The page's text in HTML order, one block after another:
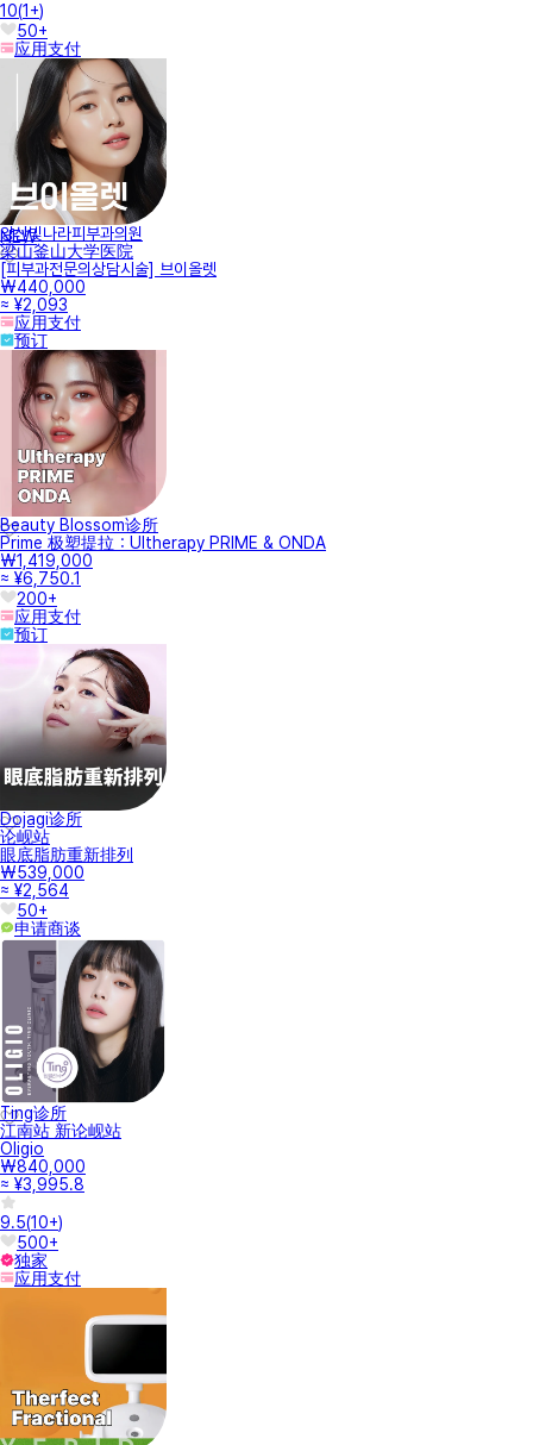
10(1+)
50+
应用支付
NEW
양산빛나라피부과의원
梁山釜山大学医院
[피부과전문의상담시술] 브이올렛
₩440,000
≈ ¥2,093
应用支付
预订
Beauty Blossom诊所
Prime 极塑提拉：Ultherapy PRIME & ONDA
₩1,419,000
≈ ¥6,750.1
200+
应用支付
预订
Dojagi诊所
论岘站
眼底脂肪重新排列
₩539,000
≈ ¥2,564
50+
申请商谈
Ting诊所
江南站 新论岘站
Oligio
₩840,000
≈ ¥3,995.8
9.5(10+)
500+
独家
应用支付